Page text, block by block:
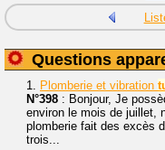
Questions
1. Plomberie et vibration
N°398 : Bonjour, Je
environ le mois de juillet,
plomberie fait des excès
trois...